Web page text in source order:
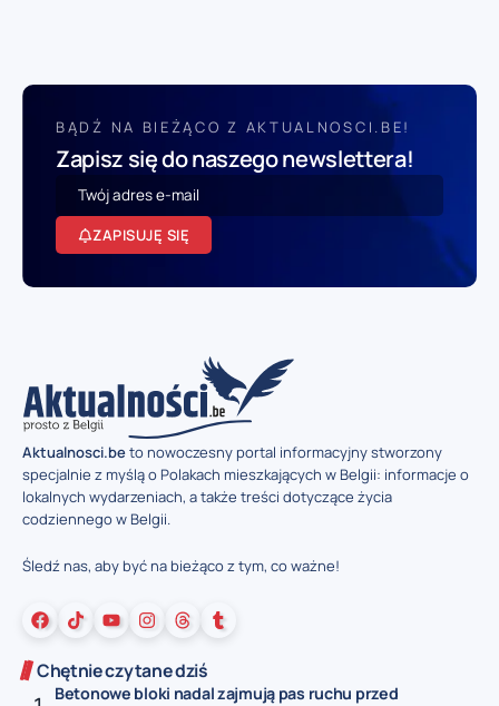
BĄDŹ NA BIEŻĄCO Z AKTUALNOSCI.BE!
Zapisz się do naszego newslettera!
ZAPISUJĘ SIĘ
Aktualnosci.beto nowoczesny portal informacyjny stworzony
specjalnie z myślą o Polakach mieszkających w Belgii: informacje o
lokalnych wydarzeniach, a także treści dotyczące życia
codziennego w Belgii.
Śledź nas, aby być na bieżąco z tym, co ważne!
Chętnie czytane dziś
Betonowe bloki nadal zajmują pas ruchu przed